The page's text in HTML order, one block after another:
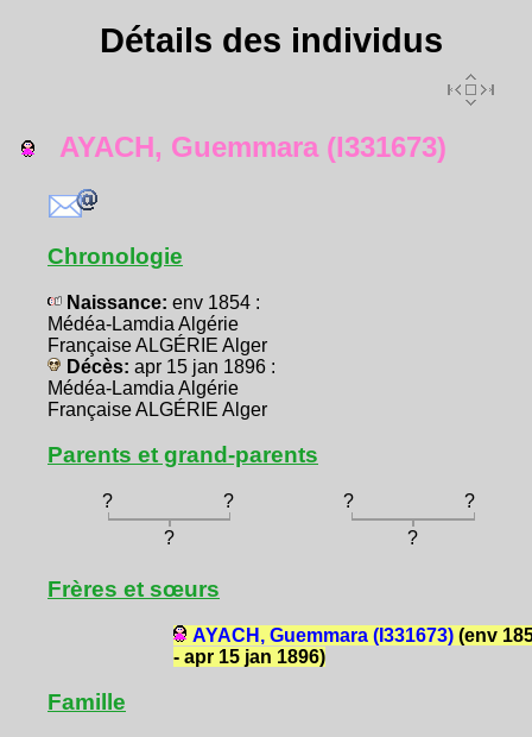
Détails des individus
AYACH, Guemmara (I331673)
Chronologie
Naissance: env 1854 :
Médéa-Lamdia Algérie
Française ALGÉRIE Alger
Décès: apr 15 jan 1896 :
Médéa-Lamdia Algérie
Française ALGÉRIE Alger
Parents et grand-parents
? ? ?
?
?
?
Frères et sœurs
AYACH, Guemmara (I331673)(env
- apr 15 jan 1896)
Famille